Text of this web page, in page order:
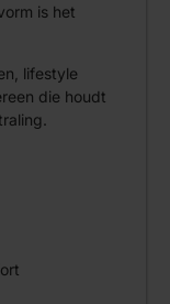
is het
lifestyle
die houdt